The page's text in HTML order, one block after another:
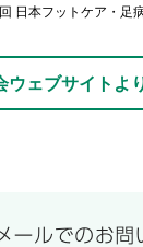
日本フットケア・足
ウェブサイトよ